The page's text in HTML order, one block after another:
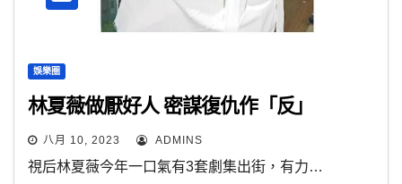
娛樂圈
林夏薇做厭好人 密謀復仇作「反」
八月 10, 2023 ADMINS
視后林夏薇今年一口氣有3套劇集出街，有力…